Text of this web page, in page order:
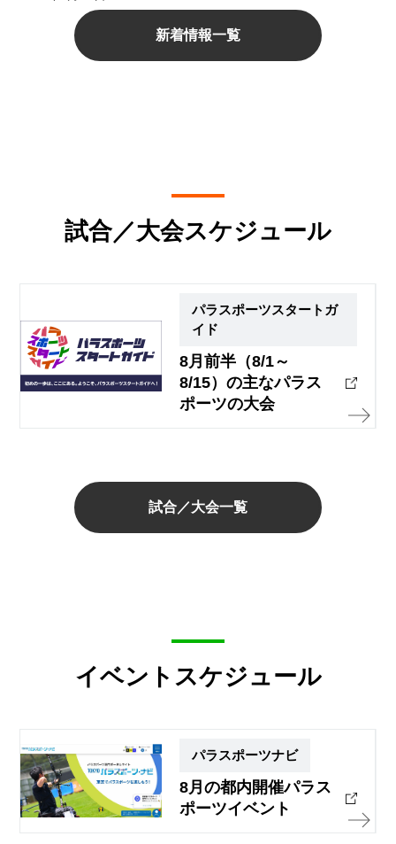
新着情報一覧
試合／大会スケジュール
パラスポーツスタートガ
イド
8月前半（8/1～
8/15）の主なパラス
ポーツの大会
試合／大会一覧
イベントスケジュール
パラスポーツナビ
8月の都内開催パラス
ポーツイベント